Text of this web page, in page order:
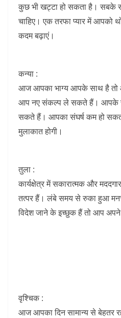
कुछ भी खट्टा हो सकता है। सबके
चाहिए। एक तरफा प्यार में आपको
कदम बढ़ाएं।
कन्या :
आज आपका भाग्य आपके साथ है
आप नए संकल्प ले सकते हैं। आपके
सकते हैं। आपका संघर्ष कम हो
मुलाकात होगी।
तुला :
कार्यक्षेत्र में सकारात्मक और
तत्पर हैं। लंबे समय से रुका हुआ
विदेश जाने के इच्छुक हैं तो आप अपने
वृश्चिक :
आज आपका दिन सामान्य से बेहतर